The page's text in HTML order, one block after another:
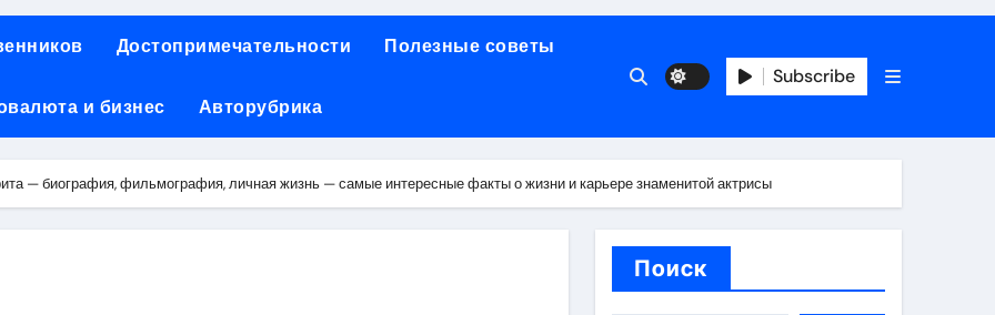
чемоданов разных производителей: характеристики и маневренность
за 5 минут без верификации и банков с пополнением в стейблкоинах
и офисы продаж: контакты, адреса и режим работы
Достопримечательности Полезные советы
и бизнес Авторубрика
Subscribe
— биография, фильмография, личная жизнь — самые интересные факты о жизни и карьере знаменитой актрисы
Поиск